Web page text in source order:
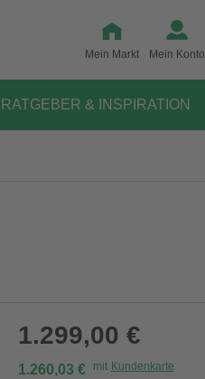
Mein Markt Mein Konto
RATGEBER & INSPIRATION
1.299,00 €
1.260,03 € mit Kundenkarte